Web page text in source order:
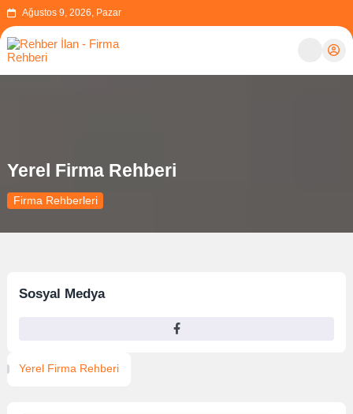
Ağustos 9, 2026, Pazar
Yerel Firma Rehberi
Firma Rehberleri
Sosyal Medya
Yerel Firma Rehberi